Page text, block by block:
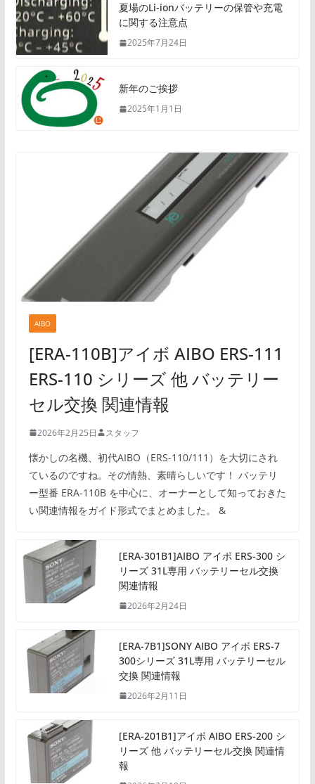
夏場のLi-ionバッテリーの保管や充電
に関する注意点
2025年7月24日
新年のご挨拶
2025年1月1日
AIBO
[ERA-110B]アイボ AIBO ERS-111
ERS-110 シリーズ 他 バッテリー
セル交換 関連情報
2026年2月25日 スタッフ
懐かしの名機、初代AIBO（ERS-110/111）を大切にされ
ているのですね。その情熱、素晴らしいです！ バッテリ
ー型番 ERA-110B を中心に、オーナーとして知っておきた
い関連情報をガイド形式でまとめました。 &
[ERA-301B1]AIBO アイボ ERS-300 シ
リーズ 31L専用 バッテリーセル交換
関連情報
2026年2月24日
[ERA-7B1]SONY AIBO アイボ ERS-7
300シリーズ 31L専用 バッテリーセル
交換 関連情報
2026年2月11日
[ERA-201B1]アイボ AIBO ERS-200 シ
リーズ 他 バッテリーセル交換 関連情
報